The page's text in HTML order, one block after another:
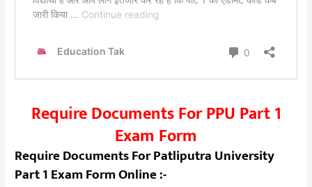
Require Documents For PPU Part 1
Exam Form
Require Documents For Patliputra University
Part 1 Exam Form Online :-